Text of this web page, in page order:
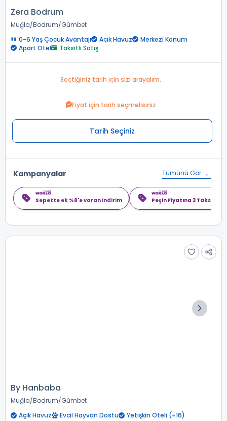
Zera Bodrum
Muğla Bodrum Gümbet
0-6 Yaş Çocuk Avantajı
Açık Havuz
Merkezi Konum
Apart Otel
Taksitli Satış
Seçtiğiniz tarih için sizi arayalım.
Fiyat için tarih seçmelisiniz
Tarih Seçiniz
Kampanyalar Tümünü Gör
Sepette ek %8'e varan indirim Peşin Fiyatına 3 Taksit
By Hanbaba
Muğla Bodrum Gümbet
Açık Havuz
Evcil Hayvan Dostu
Yetişkin Oteli (+16)